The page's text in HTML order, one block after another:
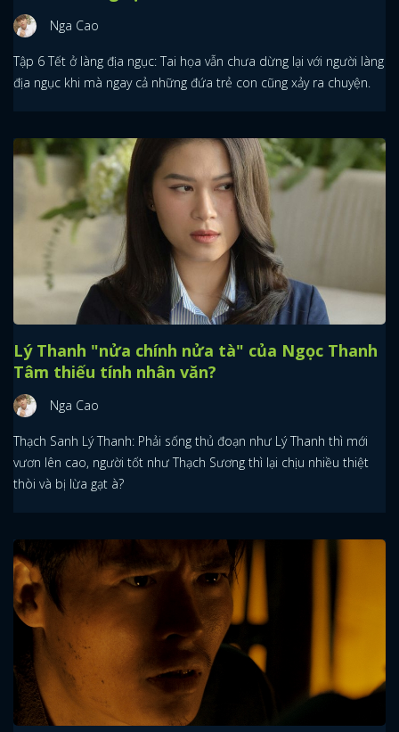
Nga Cao
Tập 6 Tết ở làng địa ngục: Tai họa vẫn chưa dừng lại với người làng
địa ngục khi mà ngay cả những đứa trẻ con cũng xảy ra chuyện.
Lý Thanh "nửa chính nửa tà" của Ngọc Thanh
Tâm thiếu tính nhân văn?
Nga Cao
Thạch Sanh Lý Thanh: Phải sống thủ đoạn như Lý Thanh thì mới
vươn lên cao, người tốt như Thạch Sương thì lại chịu nhiều thiệt
thòi và bị lừa gạt à?